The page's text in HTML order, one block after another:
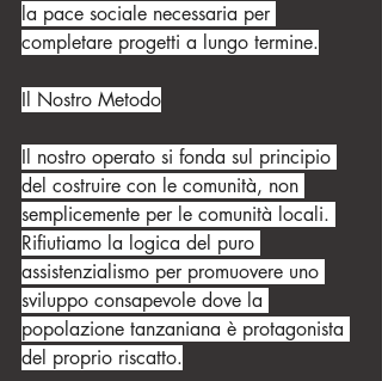
la pace sociale necessaria per
completare progetti a lungo termine.
Il Nostro Metodo
Il nostro operato si fonda sul principio
del costruire con le comunità, non
semplicemente per le comunità locali.
Rifiutiamo la logica del puro
assistenzialismo per promuovere uno
sviluppo consapevole dove la
popolazione tanzaniana è protagonista
del proprio riscatto.